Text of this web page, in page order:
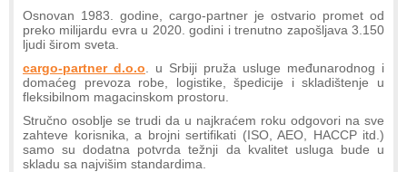
Osnovan 1983. godine, cargo-partner je ostvario promet od
preko milijardu evra u 2020. godini i trenutno zapošljava 3.150
ljudi širom sveta.
cargo-partner d.o.o . u Srbiji pruža usluge međunarodnog i
domaćeg prevoza robe, logistike, špedicije i skladištenje u
fleksibilnom magacinskom prostoru.
Stručno osoblje se trudi da u najkraćem roku odgovori na sve
zahteve korisnika, a brojni sertifikati (ISO, AEO, HACCP itd.)
samo su dodatna potvrda težnji da kvalitet usluga bude u
skladu sa najvišim standardima.